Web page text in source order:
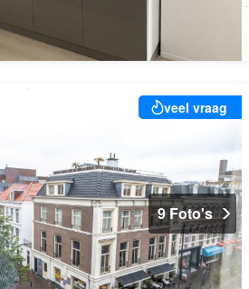
veel vraag
9 Foto's